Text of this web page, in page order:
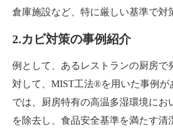
倉庫施設など、特に厳しい基準で対
2.カビ対策の事例紹介
例として、あるレストランの厨房で
対して、MIST工法®を用いた事例が
では、厨房特有の高温多湿環境にお
を除去し、食品安全基準を満たす清